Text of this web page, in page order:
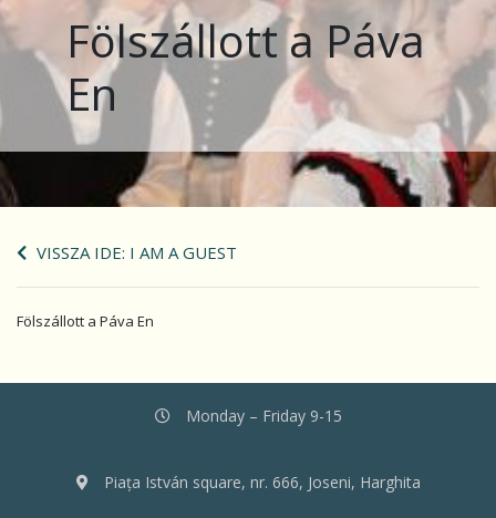
Fölszállott a Páva
En
VISSZA IDE: I AM A GUEST
Fölszállott a Páva En
Monday – Friday 9-15
Piața István square, nr. 666, Joseni, Harghita